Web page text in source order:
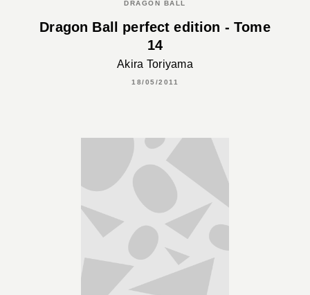
DRAGON BALL
Dragon Ball perfect edition - Tome
14
Akira Toriyama
18/05/2011